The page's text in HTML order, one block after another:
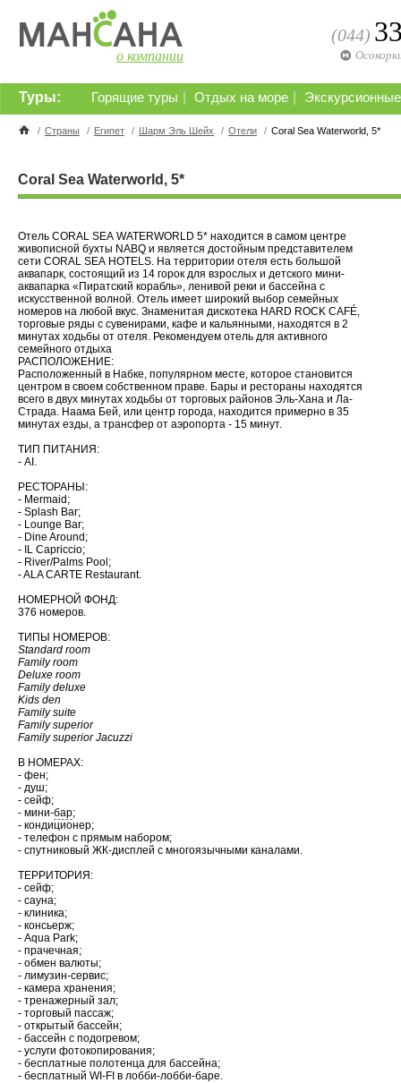
о компании
(044)
Горящие туры Отдых на море
Туры:
/ Страны / Египет / Шарм Эль Шейх / Отели / Coral Sea Waterworld, 5*
Coral Sea Waterworld, 5*
Отель CORAL SEA WATERWORLD 5* находится в самом центре
живописной бухты NABQ и является достойным представителем
сети CORAL SEA HOTELS. На территории отеля есть большой
аквапарк, состоящий из 14 горок для взрослых и детского мини-
аквапарка «Пиратский корабль», ленивой реки и бассейна с
искусственной волной. Отель имеет широкий выбор семейных
номеров на любой вкус. Знаменитая дискотека HARD ROCK CAFÉ,
торговые ряды с сувенирами, кафе и кальянными, находятся в 2
минутах ходьбы от отеля. Рекомендуем отель для активного
семейного отдыха
РАСПОЛОЖЕНИЕ:
Расположенный в Набке, популярном месте, которое становится
центром в своем собственном праве. Бары и рестораны находятся
всего в двух минутах ходьбы от торговых районов Эль-Хана и Ла-
Страда. Наама Бей, или центр города, находится примерно в 35
минутах езды, а трансфер от аэропорта - 15 минут.
ТИП ПИТАНИЯ:
- AI.
РЕСТОРАНЫ:
- Mermaid;
- Splash Bar;
- Lounge Bar;
- Dine Around;
- IL Capriccio;
- River/Palms Pool;
- ALA CARTE Restaurant.
НОМЕРНОЙ ФОНД:
376 номеров.
ТИПЫ НОМЕРОВ:
Standard room
Family room
Deluxe room
Family deluxe
Kids den
Family suite
Family superior
Family superior Jacuzzi
В НОМЕРАХ:
- фен;
- душ;
- сейф;
- мини-бар;
- кондиционер;
- телефон с прямым набором;
- спутниковый ЖК-дисплей с многоязычными каналами.
ТЕРРИТОРИЯ:
- сейф;
- сауна;
- клиника;
- консьерж;
- Aqua Park;
- прачечная;
- обмен валюты;
- лимузин-сервис;
- камера хранения;
- тренажерный зал;
- торговый пассаж;
- открытый бассейн;
- бассейн с подогревом;
- услуги фотокопирования;
- бесплатные полотенца для бассейна;
- бесплатный WI-FI в лобби-лобби-баре.